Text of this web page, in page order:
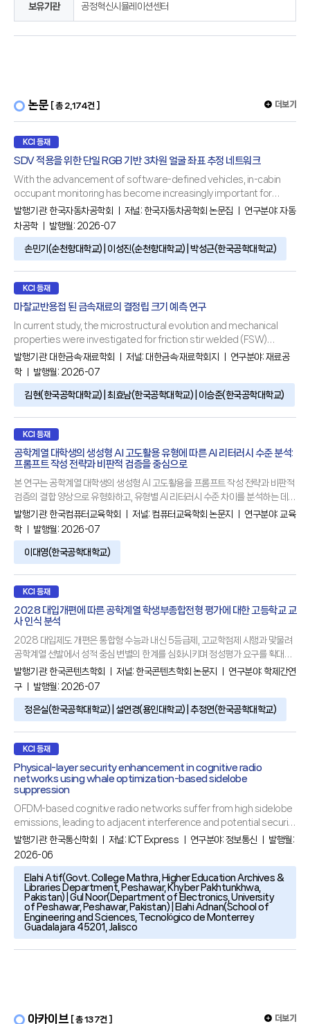
보유기관 공정혁신시뮬레이션센터
논문 [ 총 2,174건 ] 더보기
KCI 등재
SDV 적용을 위한 단일 RGB 기반 3차원 얼굴 좌표 추정 네트워크
With the advancement of software-defined vehicles, in-cabin
occupant monitoring has become increasingly important for
safety, comfort, and intelligent vehicle functions. Nonetheless,
conventional approaches for three-dimensional facial landmark
estimation rely on stereo or depth sensors, increasing hardware
발행기관: 한국자동차공학회 ㅣ 저널: 한국자동차공학회 논문집 ㅣ 연구분야: 자동
차공학
ㅣ 발행월: 2026-07
손민기(순천향대학교) | 이성진(순천향대학교) | 박성근(한국공학대학교)
KCI 등재
마찰교반용접 된 금속재료의 결정립 크기 예측 연구
In current study, the microstructural evolution and mechanical
properties were investigated for friction stir welded (FSW)
metallic materials such as aluminum alloys (e.g., AA7075, AA7068)
and medium Mn steel through the Zener-Hollomon parameter
(Z). For three materials, an increase in the welding speed
발행기관: 대한금속·재료학회 ㅣ 저널: 대한금속·재료학회지 ㅣ 연구분야: 재료공
학
ㅣ 발행월: 2026-07
김현(한국공학대학교) | 최효남(한국공학대학교) | 이승준(한국공학대학교)
KCI 등재
공학계열 대학생의 생성형 AI 고도활용 유형에 따른 AI 리터러시 수준 분석:
프롬프트 작성 전략과 비판적 검증을 중심으로
본 연구는 공학계열 대학생의 생성형 AI 고도활용을 프롬프트 작성 전략과 비판적
검증의 결합 양상으로 유형화하고, 유형별 AI 리터러시 수준 차이를 분석하는 데
목적이 있다. 분석 결과, 공학계열 대학생은 비판적 검증보다 프롬프트 작성 전략
을 더 높은 수준(=2.745)으로 활용하고 있었다. 그리고 생성형 AI 고도활용에 대
한 유형화 결과 전반적 중저활용형, 고프롬프트-검증결핍형, 저프롬프트-검증우
세형, 전반적 고활용형의 네 개의 유형으로 도출되었다. 또한 이러한 유형에 따라
AI 리터러시 전체와 하위변인 수준 모두에서 유의한 차이가
발행기관: 한국컴퓨터교육학회 ㅣ 저널: 컴퓨터교육학회 논문지 ㅣ 연구분야: 교육
학
ㅣ 발행월: 2026-07
이대영(한국공학대학교)
KCI 등재
2028 대입개편에 따른 공학계열 학생부종합전형 평가에 대한 고등학교 교
사 인식 분석
2028 대입제도 개편은 통합형 수능과 내신 5등급제, 고교학점제 시행과 맞물려
공학계열 선발에서 성적 중심 변별의 한계를 심화시키며 정성평가 요구를 확대시
키고 있다. 본 연구는 전국 고등학교 교사를 200명을 대상으로 한 구조화된 설문
조사와 개방형 서면 자문을 수집하여, 양적 통계 분석과 질적 내용분석을 통합한
삼각검증(triangulation)을 통해 공학계열 학업역량 평가의 준거와 해석 한계를
규명하였다. 설문은 과목선택경로, 심화과목 이수, 평가 공정성 등에 대한 인식을
중심으로 구성되었다. 분석 결과, 고교학점제 환경에서 공학계열
발행기관: 한국콘텐츠학회 ㅣ 저널: 한국콘텐츠학회 논문지 ㅣ 연구분야: 학제간연
구
ㅣ 발행월: 2026-07
정은실(한국공학대학교) | 설연경(용인대학교) | 추정연(한국공학대학교)
KCI 등재
Physical-layer security enhancement in cognitive radio
networks using whale optimization-based sidelobe
suppression
OFDM-based cognitive radio networks suffer from high sidelobe
emissions, leading to adjacent interference and potential security
vulnerabilities. This paper introduces a Whale Optimization
Algorithm (WOA)-based cancellation carrier (CC) approach for
sidelobe suppression. Unlike conventional fixed-amplitude
발행기관: 한국통신학회 ㅣ 저널: ICT Express ㅣ 연구분야: 정보통신
2026-06
Elahi Atif(Govt. College Mathra, Higher Education Archives &
Libraries Department, Peshawar, Khyber Pakhtunkhwa,
Pakistan) | Gul Noor(Department of Electronics, University
of Peshawar, Peshawar, Pakistan) | Elahi Adnan(School of
Engineering and Sciences, Tecnológico de Monterrey
Guadalajara 45201, Jalisco
아카이브 [ 총 137건 ] 더보기